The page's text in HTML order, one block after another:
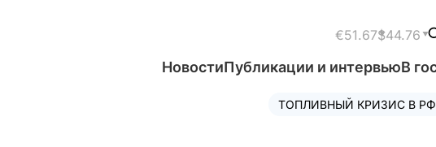
€51.67$44.76
НовостиПубликации и интервьюВ
ТОПЛИВНЫЙ КРИЗИС В РФ